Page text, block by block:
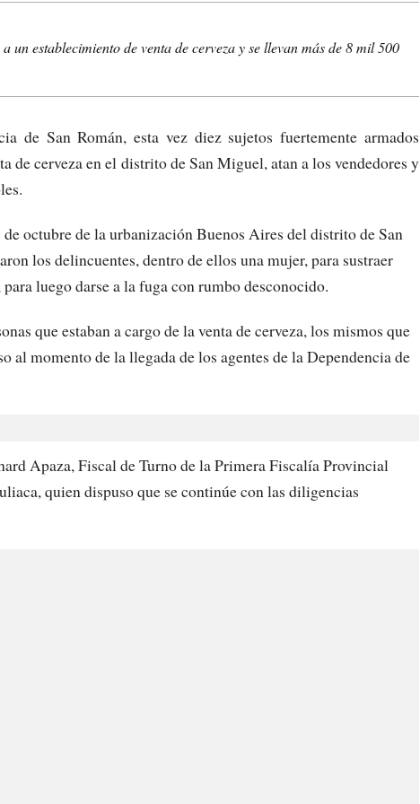
un establecimiento de venta de cerveza y se llevan más de 8 mil 500
de San Román, esta vez diez sujetos fuertemente armados
de cerveza en el distrito de San Miguel, atan a los vendedores y
octubre de la urbanización Buenos Aires del distrito de San
los delincuentes, dentro de ellos una mujer, para sustraer
luego darse a la fuga con rumbo desconocido.
que estaban a cargo de la venta de cerveza, los mismos que
al momento de la llegada de los agentes de la Dependencia de
Apaza, Fiscal de Turno de la Primera Fiscalía Provincial
quien dispuso que se continúe con las diligencias